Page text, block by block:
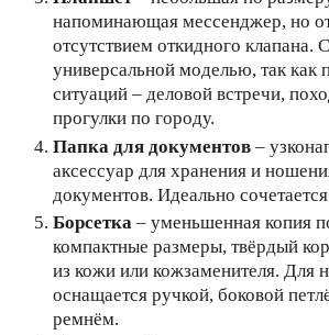
напоминающая мессенджер, но
отсутствием откидного клапана.
универсальной моделью, так как
ситуаций – деловой встречи,
прогулки по городу.
Папка для документов –
аксессуар для хранения и
документов. Идеально
Борсетка – уменьшенная копия
компактные размеры, твёрдый
из кожи или кожзаменителя. Для
оснащается ручкой, боковой
ремнём.